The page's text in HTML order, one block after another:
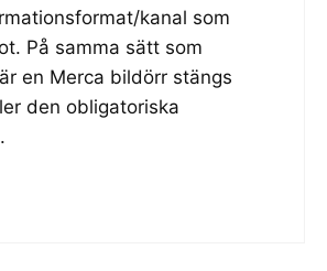
kanal som
På samma sätt som
en Merca bildörr stängs
den obligatoriska